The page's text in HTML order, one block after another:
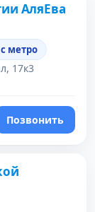
АляЕва
метро
17к3
Позвонить